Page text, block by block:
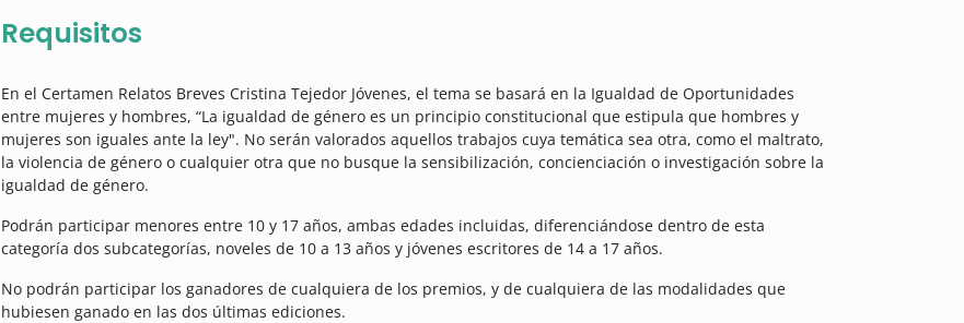
Requisitos
En el Certamen Relatos Breves Cristina Tejedor Jóvenes, el tema se basará en la Igualdad de Oportunidades
entre mujeres y hombres, “La igualdad de género es un principio constitucional que estipula que hombres y
mujeres son iguales ante la ley". No serán valorados aquellos trabajos cuya temática sea otra, como el maltrato,
la violencia de género o cualquier otra que no busque la sensibilización, concienciación o investigación sobre la
igualdad de género.
Podrán participar menores entre 10 y 17 años, ambas edades incluidas, diferenciándose dentro de esta
categoría dos subcategorías, noveles de 10 a 13 años y jóvenes escritores de 14 a 17 años.
No podrán participar los ganadores de cualquiera de los premios, y de cualquiera de las modalidades que
hubiesen ganado en las dos últimas ediciones.